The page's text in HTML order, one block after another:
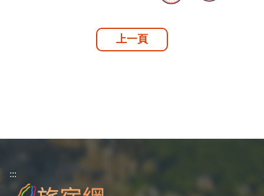
上一頁
:::